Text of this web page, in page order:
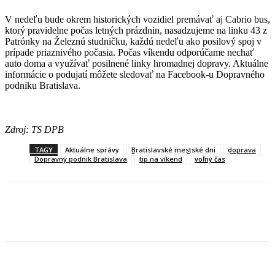
V nedeľu bude okrem historických vozidiel premávať aj Cabrio bus,
ktorý pravidelne počas letných prázdnin, nasadzujeme na linku 43 z
Patrónky na Železnú studničku, každú nedeľu ako posilový spoj v
prípade priaznivého počasia. Počas víkendu odporúčame nechať
auto doma a využívať posilnené linky hromadnej dopravy. Aktuálne
informácie o podujatí môžete sledovať na Facebook-u Dopravného
podniku Bratislava.
Zdroj: TS DPB
TAGY Aktuálne správy Bratislavské mestské dni
doprava
Dopravný podnik Bratislava
tip na víkend voľný čas